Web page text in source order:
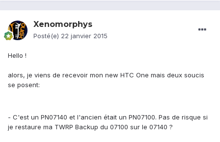
Xenomorphys
Posté(e) 22 janvier 2015
Hello !
alors, je viens de recevoir mon new HTC One mais deux soucis
se posent:
- C'est un PN07140 et l'ancien était un PN07100. Pas de risque si
je restaure ma TWRP Backup du 07100 sur le 07140 ?